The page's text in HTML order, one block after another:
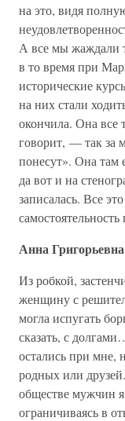
на это, видя
А все мы жаждали
в то время при
исторические
на них стали
окончила. Она все
говорит, — так за
понесут». Она там
да вот и на
записалась. Все
Анна
Из робкой,
женщину с
могла испугать
сказать, с
остались при мне,
родных или
обществе мужчин я
ограничиваясь в